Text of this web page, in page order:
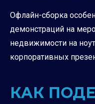
Офлайн-сборка
демонстраций на
недвижимости на
корпоративных
КАК